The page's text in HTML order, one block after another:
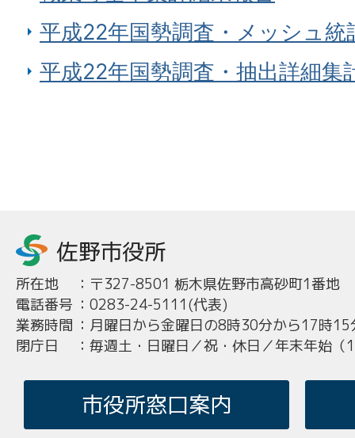
平成22年国勢調査・メッシュ統
平成22年国勢調査・抽出詳細集
所在地 ： 〒327-8501 栃木県佐野市高砂町1番地
電話番号 ： 0283-24-5111(代表)
業務時間 ： 月曜日から金曜日の8時30分から17時15
閉庁日
： 毎週土・日曜日／祝・休日／年末年始
市役所窓口案内